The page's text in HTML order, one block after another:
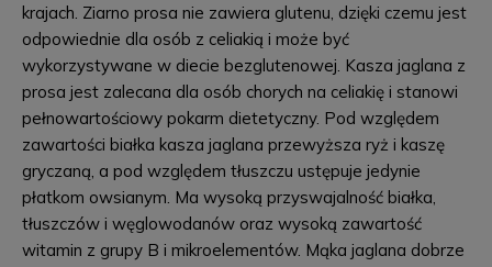
krajach. Ziarno prosa nie zawiera glutenu, dzięki czemu jest
odpowiednie dla osób z celiakią i może być
wykorzystywane w diecie bezglutenowej. Kasza jaglana z
prosa jest zalecana dla osób chorych na celiakię i stanowi
pełnowartościowy pokarm dietetyczny. Pod względem
zawartości białka kasza jaglana przewyższa ryż i kaszę
gryczaną, a pod względem tłuszczu ustępuje jedynie
płatkom owsianym. Ma wysoką przyswajalność białka,
tłuszczów i węglowodanów oraz wysoką zawartość
witamin z grupy B i mikroelementów. Mąka jaglana dobrze